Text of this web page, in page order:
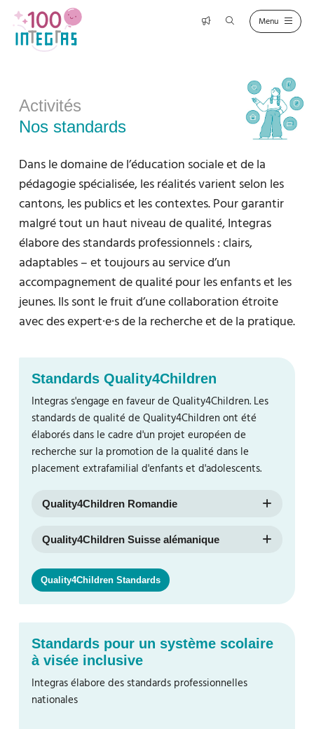
Activités
Nos standards
Dans le domaine de l’éducation sociale et de la
pédagogie spécialisée, les réalités varient selon les
cantons, les publics et les contextes. Pour garantir
malgré tout un haut niveau de qualité, Integras
élabore des standards professionnels : clairs,
adaptables – et toujours au service d’un
accompagnement de qualité pour les enfants et les
jeunes. Ils sont le fruit d’une collaboration étroite
avec des expert·e·s de la recherche et de la pratique.
Standards Quality4Children
Integras s'engage en faveur de Quality4Children. Les
standards de qualité de Quality4Children ont été
élaborés dans le cadre d'un projet européen de
recherche sur la promotion de la qualité dans le
placement extrafamilial d'enfants et d'adolescents.
Quality4Children Romandie
Quality4Children Suisse alémanique
Quality4Children Standards
Standards pour un système scolaire
à visée inclusive
Integras élabore des standards professionnelles
nationales